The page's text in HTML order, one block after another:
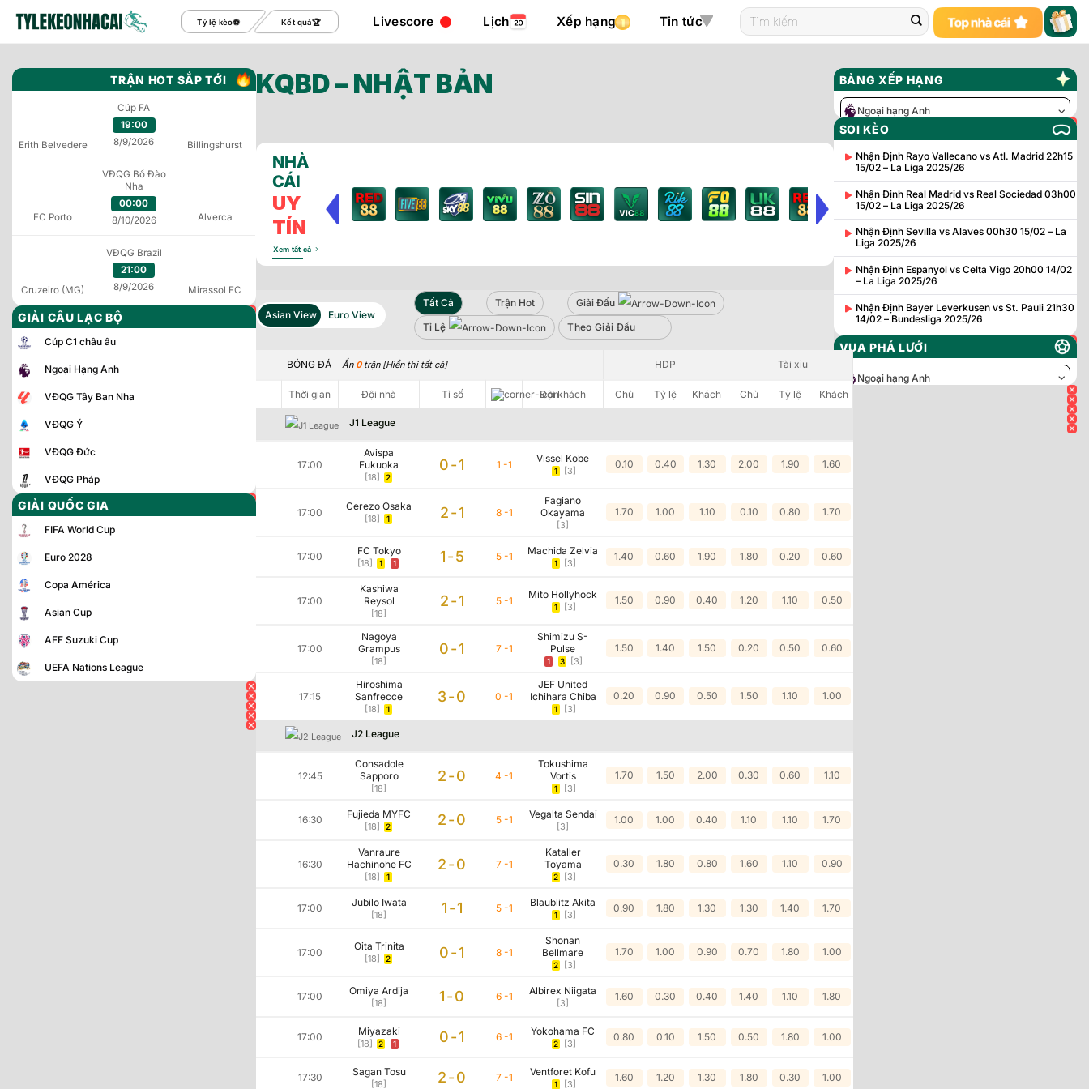
nội
Tỷ lệ kèo Kết quả Livescore Lịch Xếp hạng Tin tức
TRẬN HOT SẮP TỚI
Erith Belvedere
Cúp FA
19:00
8/9/2026
Billingshurst
FC Porto
VĐQG Bồ Đào
Nha
00:00
8/10/2026
Alverca
Cruzeiro (MG)
VĐQG Brazil
21:00
8/9/2026
Mirassol FC
GIẢI CÂU LẠC BỘ
Cúp C1 châu âu
Ngoại Hạng Anh
VĐQG Tây Ban Nha
VĐQG Ý
VĐQG Đức
VĐQG Pháp
GIẢI QUỐC GIA
FIFA World Cup
Euro 2028
Copa América
Asian Cup
AFF Suzuki Cup
UEFA Nations League
KQBD – NHẬT BẢN
NHÀ
CÁI
UY
TÍN
Xem tất cả
Asian View Euro View
Tất Cả Trận Hot
Giải Đấu
Tỉ Lệ
Theo Giải Đấu
BÓNG ĐÁ Ẩn 0trận [Hiển thị tất cả] HDP Tài xỉu
Thời gian Đội nhà Tỉ số Đội khách Chủ Tỷ lệ Khách Chủ Tỷ lệ Khách
J1 League
17:00
Avispa
Fukuoka
[18] 2
0-1 1 -1
Vissel Kobe
1 [3]
0.10 0.40 1.30 2.00 1.90 1.60
17:00
Cerezo Osaka
[18] 1 2-1 8 -1
Fagiano
Okayama
[3]
1.70 1.00 1.10 0.10 0.80 1.70
17:00 FC Tokyo
[18] 1 1 1-5 5 -1 Machida Zelvia
1 [3]
1.40 0.60 1.90 1.80 0.20 0.60
17:00
Kashiwa
Reysol
[18]
2-1 5 -1
Mito Hollyhock
1 [3]
1.50 0.90 0.40 1.20 1.10 0.50
17:00
Nagoya
Grampus
[18]
0-1 7 -1
Shimizu S-
Pulse
1 3 [3]
1.50 1.40 1.50 0.20 0.50 0.60
17:15
Hiroshima
Sanfrecce
[18] 1
3-0 0 -1
JEF United
Ichihara Chiba
1 [3]
0.20 0.90 0.50 1.50 1.10 1.00
J2 League
12:45
Consadole
Sapporo
[18]
2-0 4 -1
Tokushima
Vortis
1 [3]
1.70 1.50 2.00 0.30 0.60 1.10
16:30 Fujieda MYFC
[18] 2 2-0 5 -1 Vegalta Sendai
[3]
1.00 1.00 0.40 1.10 1.10 1.70
16:30
Vanraure
Hachinohe FC
[18] 1
2-0 7 -1
Kataller
Toyama
2 [3]
0.30 1.80 0.80 1.60 1.10 0.90
17:00 Jubilo Iwata
[18] 1-1 5 -1 Blaublitz Akita
1 [3]
0.90 1.80 1.30 1.30 1.40 1.70
17:00
Oita Trinita
[18] 2 0-1 8 -1
Shonan
Bellmare
2 [3]
1.70 1.00 0.90 0.70 1.80 1.00
17:00 Omiya Ardija
[18] 1-0 6 -1 Albirex Niigata
[3]
1.60 0.30 0.40 1.40 1.10 1.80
17:00 Miyazaki
[18] 2 1 0-1 6 -1 Yokohama FC
2 [3]
0.80 0.10 1.50 0.50 1.80 1.00
17:30 Sagan Tosu
[18] 2-0 7 -1 Ventforet Kofu
1 [3]
1.60 1.20 1.30 1.80 0.30 1.00
Asian View Euro View Tỷ Lệ Theo Giải Đấu Sbobet
HDP
Thời gian Đội nhà Tỉ số Tỷ lệ Tỷ lệ Khách
BẢNG XẾP HẠNG
Ngoại hạng Anh
SOI KÈO
Nhận Định Rayo Vallecano vs Atl. Madrid 22h15
15/02 – La Liga 2025/26
Nhận Định Real Madrid vs Real Sociedad 03h00
15/02 – La Liga 2025/26
Nhận Định Sevilla vs Alaves 00h30 15/02 – La
Liga 2025/26
Nhận Định Espanyol vs Celta Vigo 20h00 14/02
– La Liga 2025/26
Nhận Định Bayer Leverkusen vs St. Pauli 21h30
14/02 – Bundesliga 2025/26
VUA PHÁ LƯỚI
Ngoại hạng Anh